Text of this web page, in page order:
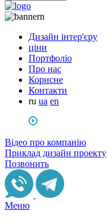
Дизайн інтер'єру
ціни
Портфоліо
Про нас
Корисне
Контакти
ru ua en
Відео про компанію
Приклад дизайн проекту
Позвонить
Меню